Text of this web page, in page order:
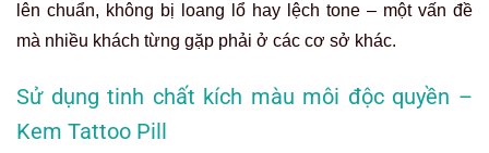
lên chuẩn, không bị loang lổ hay lệch tone – một vấn đề
mà nhiều khách từng gặp phải ở các cơ sở khác.
Sử dụng tinh chất kích màu môi độc quyền –
Kem Tattoo Pill